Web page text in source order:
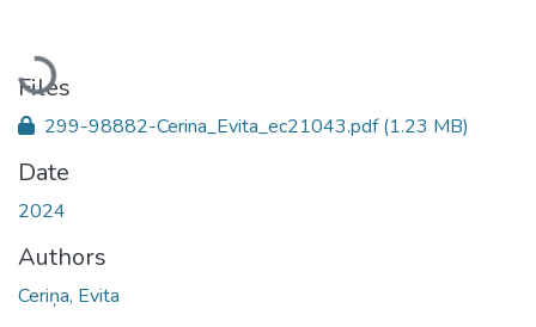
Loading...
Files
299-98882-Cerina_Evita_ec21043.pdf(1.23 MB)
Date
2024
Authors
Ceriņa, Evita